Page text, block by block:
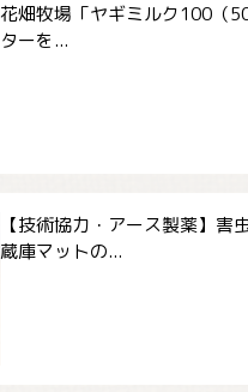
花畑牧場「ヤギミルク100（
ターを...
【技術協力・アース製薬】害
蔵庫マットの...